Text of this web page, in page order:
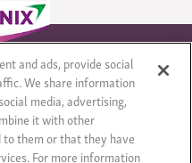
Notice
Cookie Statement
légales Sitemap
and ads, provide social
We share information
media, advertising,
it with other
them or that they have
For more information